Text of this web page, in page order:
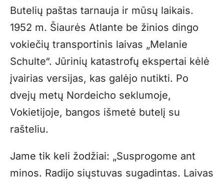
Butelių paštas tarnauja ir mūsų laikais.
1952 m. Šiaurės Atlante be žinios dingo
vokiečių transportinis laivas „Melanie
Schulte“. Jūrinių katastrofų ekspertai kėlė
įvairias versijas, kas galėjo nutikti. Po
dvejų metų Nordeicho seklumoje,
Vokietijoje, bangos išmetė butelį su
rašteliu.
Jame tik keli žodžiai: „Susprogome ant
minos. Radijo siųstuvas sugadintas. Laivas